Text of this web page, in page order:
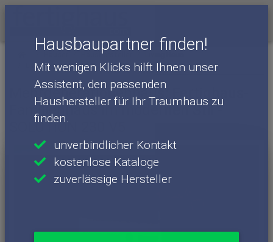
Hausbaupartner finden!
Mit wenigen Klicks hilft Ihnen unser
Assistent, den passenden
Haushersteller für Ihr Traumhaus zu
finden.
unverbindlicher Kontakt
kostenlose Kataloge
zuverlässige Hersteller
Haushersteller
Living Haus - Häuser
SOLUTION 230 V5
Mehrgenerationenhaus: Fertighaus-
Familienhaus im modernen Stil -
SOLUTION 230 V5